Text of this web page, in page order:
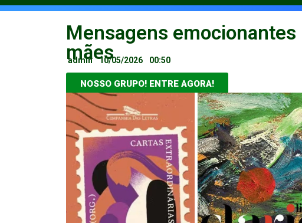
Mensagens emocionantes
mães
admin 10/05/2026 00:50
NOSSO GRUPO! ENTRE AGORA!